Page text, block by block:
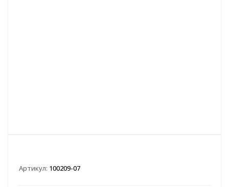
Артикул: 100209-07